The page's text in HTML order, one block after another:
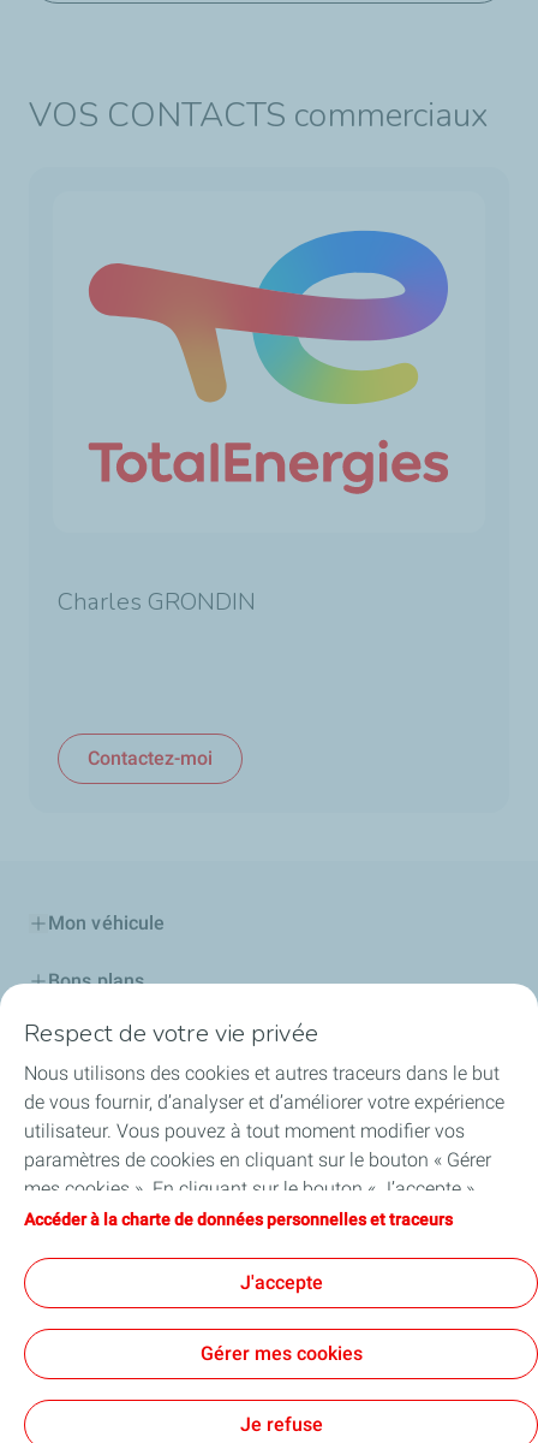
VOS CONTACTS commerciaux
Charles GRONDIN
Contactez-moi
Mon véhicule
Bons plans
Mes stations
Nos cartes
Professionnels
TotalEnergies Réunion
Coup de pouce Véhicules Particuliers Electriques
Accessibilité : partiellement conforme
Respect de votre vie privée
Nous utilisons des cookies et autres traceurs dans le but
de vous fournir, d’analyser et d’améliorer votre expérience
utilisateur. Vous pouvez à tout moment modifier vos
paramètres de cookies en cliquant sur le bouton « Gérer
mes cookies ». En cliquant sur le bouton « J’accepte »,
vous acceptez le dépôt de l’ensemble des cookies. Dans le
techniques nécessaires au bon fonctionnement du site
seront utilisés. Pour plus d’informations, vous pouvez
consulter la page « Charte de données personnelles et
traceurs ».
Accéder à la charte de données personnelles et traceurs
J'accepte
Gérer mes cookies
Je refuse